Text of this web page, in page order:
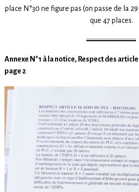
place N°30 ne figure pas (on passe de la 29
que 47 places.
Annexe N°1 à la notice, Respect des
page 2